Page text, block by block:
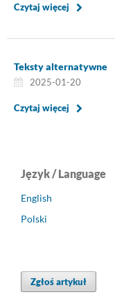
Czytaj więcej
Teksty alternatywne
2025-01-20
Czytaj więcej
Język / Language
English
Polski
Zgłoś artykuł